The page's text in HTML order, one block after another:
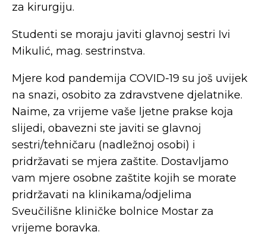
za kirurgiju.
Studenti se moraju javiti glavnoj sestri Ivi
Mikulić, mag. sestrinstva.
Mjere kod pandemija COVID-19 su još uvijek
na snazi, osobito za zdravstvene djelatnike.
Naime, za vrijeme vaše ljetne prakse koja
slijedi, obavezni ste javiti se glavnoj
sestri/tehničaru (nadležnoj osobi) i
pridržavati se mjera zaštite. Dostavljamo
vam mjere osobne zaštite kojih se morate
pridržavati na klinikama/odjelima
Sveučilišne kliničke bolnice Mostar za
vrijeme boravka.